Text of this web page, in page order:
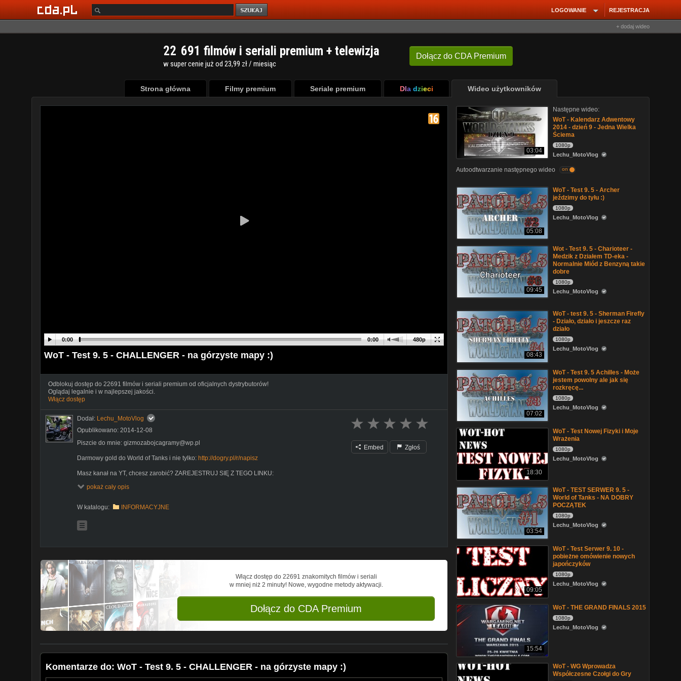
REJESTRACJA
LOGOWANIE
+ dodaj wideo
Dołącz do CDA Premium
22 691 filmów i seriali premium + telewizja
w super cenie już od 23,99 zł / miesiąc
Strona główna Filmy premium Seriale premium Dla dzieci Wideo użytkowników
480p
0:00 0:00
WoT - Test 9. 5 - CHALLENGER - na górzyste mapy :)
Odblokuj dostęp do 22691 filmów i seriali premium od oficjalnych dystrybutorów!
Oglądaj legalnie i w najlepszej jakości.
Włącz dostęp
Dodał: Lechu_MotoVlog
Opublikowano: 2014-12-08
Piszcie do mnie: gizmozabojcagramy@wp.pl
Darmowy gold do World of Tanks i nie tylko: http://dogry.pl/r/napisz
Masz kanał na YT, chcesz zarobić? ZAREJESTRUJ SIĘ Z TEGO LINKU:
pokaż cały opis
W katalogu: INFORMACYJNE
Embed Zgłoś
Włącz dostęp do 22691 znakomitych filmów i seriali
w mniej niż 2 minuty! Nowe, wygodne metody aktywacji.
Dołącz do CDA Premium
Komentarze do: WoT - Test 9. 5 - CHALLENGER - na górzyste mapy :)
03:04
Następne wideo:
WoT - Kalendarz Adwentowy
2014 - dzień 9 - Jedna Wielka
Ściema
1080p
Lechu_MotoVlog
Autoodtwarzanie następnego wideo on
05:08
WoT - Test 9. 5 - Archer
jeździmy do tyłu :)
1080p
Lechu_MotoVlog
09:45
Wot - Test 9. 5 - Charioteer -
Medzik z Działem TD-eka -
Normalnie Miód z Benzyną takie
dobre
1080p
Lechu_MotoVlog
08:43
WoT - test 9. 5 - Sherman Firefly
- Działo, działo i jeszcze raz
działo
1080p
Lechu_MotoVlog
07:02
WoT - Test 9. 5 Achilles - Może
jestem powolny ale jak się
rozkręcę...
1080p
Lechu_MotoVlog
18:30
WoT - Test Nowej Fizyki i Moje
Wrażenia
1080p
Lechu_MotoVlog
03:54
WoT - TEST SERWER 9. 5 -
World of Tanks - NA DOBRY
POCZĄTEK
1080p
Lechu_MotoVlog
09:05
WoT - Test Serwer 9. 10 -
pobieżne omówienie nowych
japończyków
1080p
Lechu_MotoVlog
15:54
WoT - THE GRAND FINALS 2015
1080p
Lechu_MotoVlog
WoT - WG Wprowadza
Współczesne Czołgi do Gry